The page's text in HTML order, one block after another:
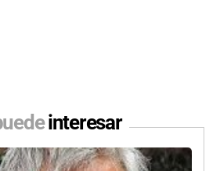
interesar